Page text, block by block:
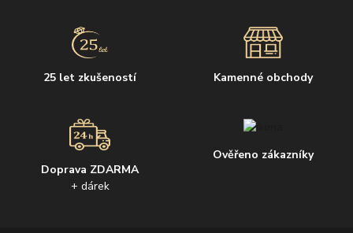
25 let zkušeností Kamenné obchody
Doprava ZDARMA
+ dárek
Ověřeno zákazníky